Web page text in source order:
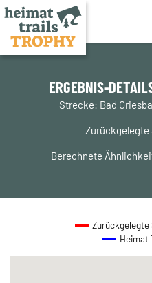
Zum
ERGEBNIS-
Strecke: Bad
Zurückgelegte
Berechnete
Heimat